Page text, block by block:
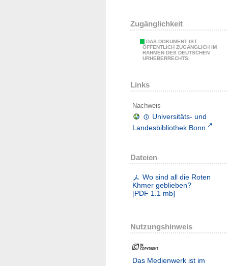
Zugänglichkeit
DAS DOKUMENT IST
ÖFFENTLICH ZUGÄNGLICH IM
RAHMEN DES DEUTSCHEN
URHEBERRECHTS.
Links
Nachweis
Universitäts- und
Landesbibliothek Bonn
Dateien
Wo sind all die Roten
Khmer geblieben?
[PDF 1.1 mb]
Nutzungshinweis
Das Medienwerk ist im